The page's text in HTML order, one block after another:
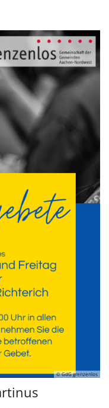
© GdG grenzenlos